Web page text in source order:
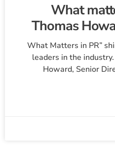
What
Thomas
“What Matters in PR”
leaders in the
Howard, Senior